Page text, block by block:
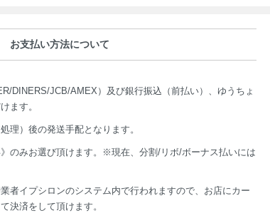
お支払い方法について
DINERS/JCB/AMEX）及び銀行振込（前払い）、ゆうちょ
ます。
理）後の発送手配となります。
のみお選び頂けます。※現在、分割/リボ/ボーナス払いには
者イプシロンのシステム内で行われますので、お店にカー
決済をして頂けます。